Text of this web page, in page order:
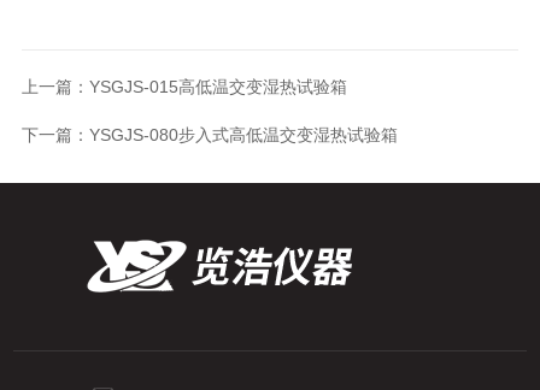
上一篇： YSGJS-015高低温交变湿热试验箱
下一篇： YSGJS-080步入式高低温交变湿热试验箱